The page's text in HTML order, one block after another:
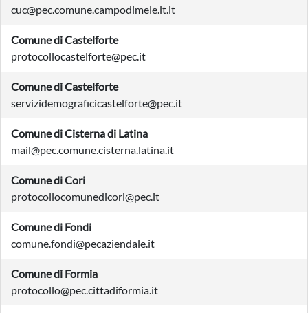
cuc@pec.comune.campodimele.lt.it
Comune di Castelforte
protocollocastelforte@pec.it
Comune di Castelforte
servizidemograficicastelforte@pec.it
Comune di Cisterna di Latina
mail@pec.comune.cisterna.latina.it
Comune di Cori
protocollocomunedicori@pec.it
Comune di Fondi
comune.fondi@pecaziendale.it
Comune di Formia
protocollo@pec.cittadiformia.it